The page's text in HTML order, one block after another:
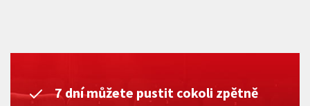
7 dní můžete pustit cokoli zpětně